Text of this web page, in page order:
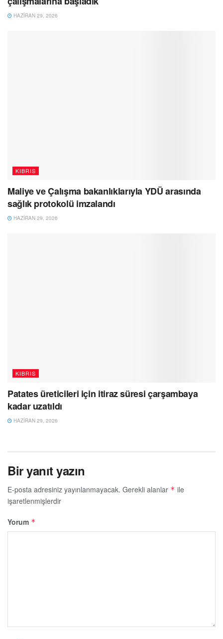
HAZIRAN 29, 2026
KIBRIS
Maliye ve Çalışma bakanlıklarıyla YDÜ arasında
sağlık protokolü imzalandı
HAZIRAN 29, 2026
KIBRIS
Patates üreticileri için itiraz süresi çarşambaya
kadar uzatıldı
HAZIRAN 29, 2026
Bir yanıt yazın
E-posta adresiniz yayınlanmayacak. Gerekli alanlar * ile
işaretlenmişlerdir
Yorum *